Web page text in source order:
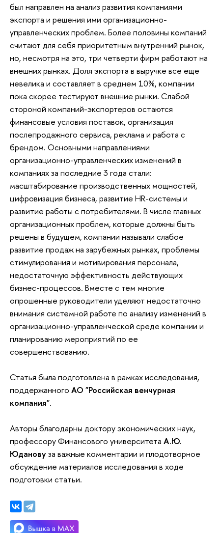
был направлен на анализ развития компаниями
экспорта и решения ими организационно-
управленческих проблем. Более половины компаний
считают для себя приоритетным внутренний рынок,
но, несмотря на это, три четверти фирм работают на
внешних рынках. Доля экспорта в выручке все еще
невелика и составляет в среднем 10%, компании
пока скорее тестируют внешние рынки. Слабой
стороной компаний-экспортеров остаются
финансовые условия поставок, организация
послепродажного сервиса, реклама и работа с
брендом. Основными направлениями
организационно-управленческих изменений в
компаниях за последние 3 года стали:
масштабирование производственных мощностей,
цифровизация бизнеса, развитие HR-системы и
развитие работы с потребителями. В числе главных
организационных проблем, которые должны быть
решены в будущем, компании называли слабое
развитие продаж на зарубежных рынках, проблемы
стимулирования и мотивирования персонала,
недостаточную эффективность действующих
бизнес-процессов. Вместе с тем многие
опрошенные руководители уделяют недостаточно
внимания системной работе по анализу изменений в
организационно-управленческой среде компании и
планированию мероприятий по ее
совершенствованию.
Статья была подготовлена в рамках исследования,
поддержанного АО "Российская венчурная
компания".
Авторы благодарны доктору экономических наук,
профессору Финансового университета А.Ю.
Юдановуза важные комментарии и плодотворное
обсуждение материалов исследования в ходе
подготовки статьи.